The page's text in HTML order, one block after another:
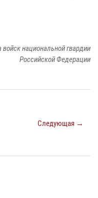
национальной гвардии
Российской Федерации
Следующая →